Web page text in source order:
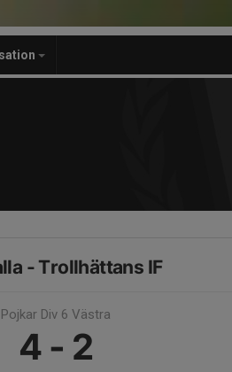
- Trollhättans IF
Pojkar Div 6 Västra
4 - 2